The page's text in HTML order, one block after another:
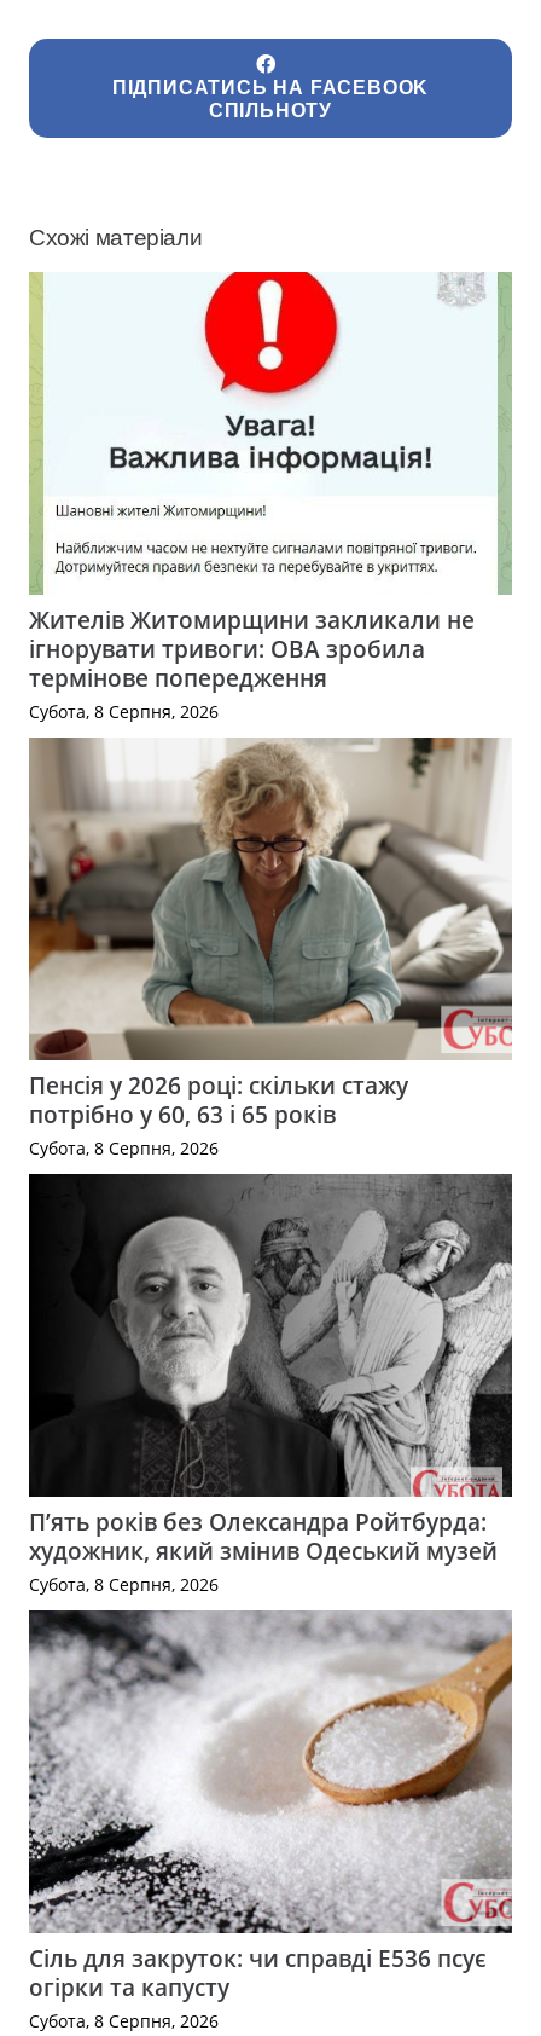
ПІДПИСАТИСЬ НА FACEBOOK
СПІЛЬНОТУ
Схожі матеріали
Жителів Житомирщини закликали не
ігнорувати тривоги: ОВА зробила
термінове попередження
Субота, 8 Серпня, 2026
Пенсія у 2026 році: скільки стажу
потрібно у 60, 63 і 65 років
Субота, 8 Серпня, 2026
П’ять років без Олександра Ройтбурда:
художник, який змінив Одеський музей
Субота, 8 Серпня, 2026
Сіль для закруток: чи справді Е536 псує
огірки та капусту
Субота, 8 Серпня, 2026